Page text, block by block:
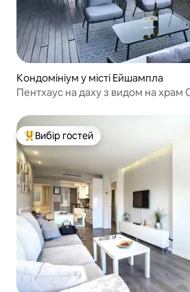
Кондомініум у місті Ейшампла
Пентхаус на даху з видом на храм
Топ вибір гостей
Вибір гостей